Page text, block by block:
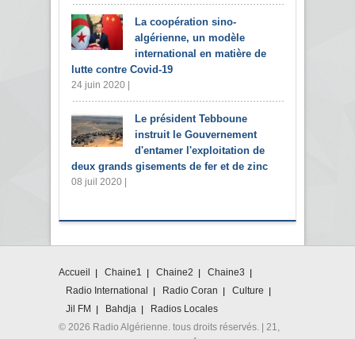
La coopération sino-
algérienne, un modèle
international en matière de
lutte contre Covid-19
24 juin 2020 |
Le président Tebboune
instruit le Gouvernement
d'entamer l'exploitation de
deux grands gisements de fer et de zinc
08 juil 2020 |
Accueil Chaine1 Chaine2
Chaine3
Radio International
Radio Coran
Culture
Jil FM
Bahdja
Radios Locales
© 2026 Radio Algérienne. tous droits réservés. | 21,